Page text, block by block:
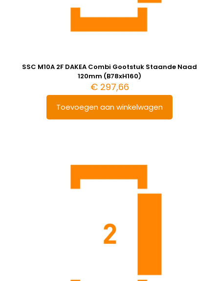
SSC M10A 2F DAKEA Combi Gootstuk Staande Naad
120mm (B78xH160)
€297,66
Toevoegen aan winkelwagen